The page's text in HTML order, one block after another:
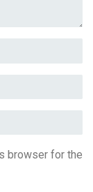
browser for the